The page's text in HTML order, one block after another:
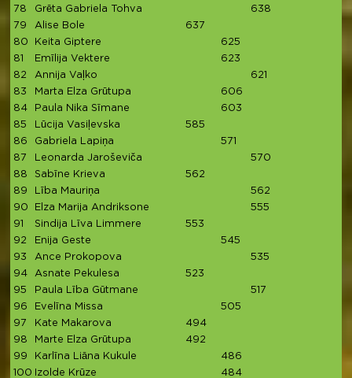
78
Grēta Gabriela Tohva 638
79
Alise Bole 637
80
Keita Giptere 625
81
Emīlija Vektere 623
82
Annija Vaļko 621
83
Marta Elza Grūtupa 606
84
Paula Nika Sīmane 603
85
Lūcija Vasiļevska 585
86
Gabriela Lapiņa 571
87
Leonarda Jaroševiča 570
88
Sabīne Krieva 562
89
Lība Mauriņa 562
90
Elza Marija Andriksone 555
91
Sindija Līva Limmere 553
92
Enija Geste 545
93
Ance Prokopova 535
94
Asnate Pekulesa 523
95
Paula Lība Gūtmane 517
96
Evelīna Missa 505
97
Kate Makarova 494
98
Marte Elza Grūtupa 492
99
Karlīna Liāna Kukule 486
100
Izolde Krūze 484